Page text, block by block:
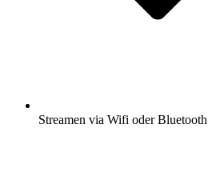
Streamen via Wifi oder Bluetooth